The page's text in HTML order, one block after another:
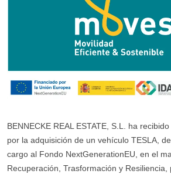
BENNECKE REAL ESTATE, S.L. ha
por la adquisición de un vehículo TESLA,
cargo al Fondo NextGenerationEU, en el
Recuperación, Trasformación y Resiliencia,